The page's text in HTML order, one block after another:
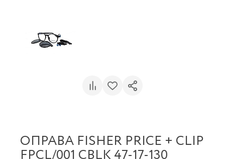
ОПРАВА FISHER PRICE + CLIP